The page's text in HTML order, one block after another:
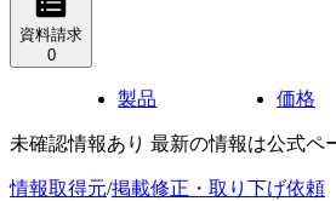
資料請求
0
製品 価格
未確認情報あり 最新の情報は公式ペ
情報取得元/掲載修正・取り下げ依頼